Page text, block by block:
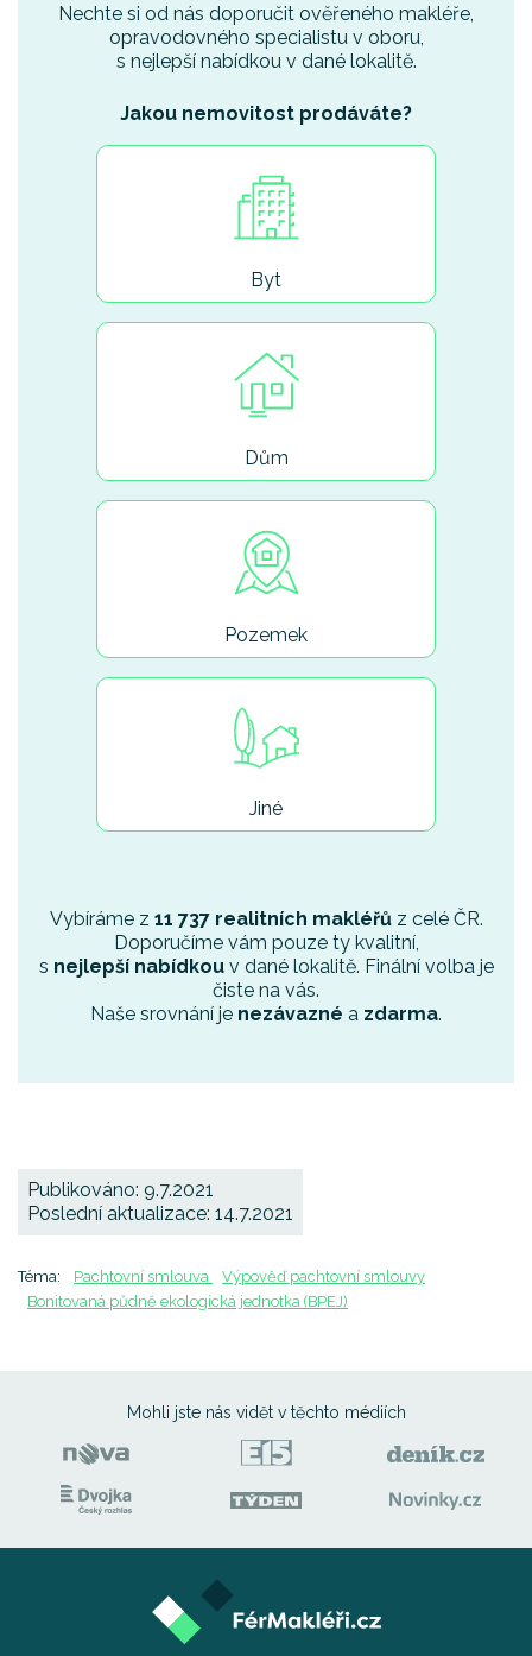
Nechte si od nás doporučit ověřeného makléře,
opravodovného specialistu v oboru,
s nejlepší nabídkou v dané lokalitě.
Jakou nemovitost prodáváte?
Byt
Dům
Pozemek
Jiné
Vybíráme z 11 737 realitních makléřůz celé ČR.
Doporučíme vám pouze ty kvalitní,
s nejlepší nabídkouv dané lokalitě. Finální volba je
čiste na vás.
Naše srovnání je nezávazné a zdarma.
Publikováno: 9.7.2021
Poslední aktualizace: 14.7.2021
Téma: Pachtovní smlouva
Výpověď pachtovní smlouvy
Bonitovaná půdně ekologická jednotka (BPEJ)
Mohli jste nás vidět v těchto médiích